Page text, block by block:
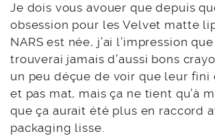
Je dois vous avouer que depuis
obsession pour les Velvet matte
NARS est née, j’ai l’impression
trouverai jamais d’aussi bons
un peu déçue de voir que leur fini
et pas mat, mais ça ne tient qu’à
que ça aurait été plus en raccord
packaging lisse.